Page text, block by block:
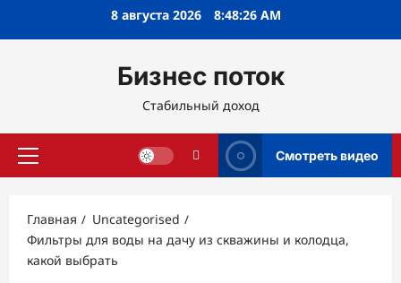
8 августа 2026 8:48:27 AM
Бизнес поток
Стабильный доход
Основное
Смотреть видео
Главная
Uncategorised
Фильтры для воды на дачу из скважины и колодца,
какой выбрать